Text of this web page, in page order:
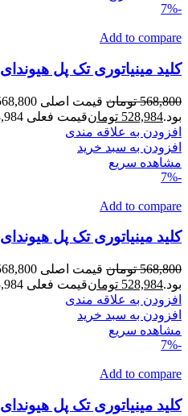
-7%
Add to compare
کلید مینیاتوری تک پل هیوندای 20 آمپر تیپ C
568,800 تومان
بود.528,984 تومانقیمت فعلی 528,984 تومان است.
افزودن به علاقه مندی
افزودن به سبد خرید
مشاهده سریع
-7%
Add to compare
کلید مینیاتوری تک پل هیوندای 10 آمپر تیپ C
568,800 تومان
بود.528,984 تومانقیمت فعلی 528,984 تومان است.
افزودن به علاقه مندی
افزودن به سبد خرید
مشاهده سریع
-7%
Add to compare
کلید مینیاتوری تک پل هیوندای 4 آمپر تیپ C